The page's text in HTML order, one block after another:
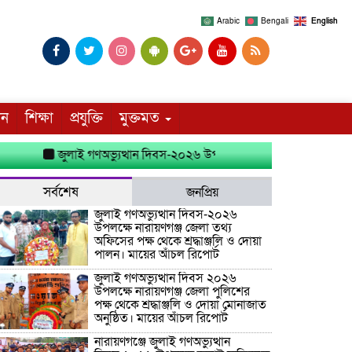
শিক্ষা প্রযুক্তি মুক্তমত
জুলাই গণঅভ্যুত্থান দিবস-২০২৬ উপলক্ষে নারায়ণগঞ্জ জেলা তথ্য
সর্বশেষ
জনপ্রিয়
জুলাই গণঅভ্যুত্থান দিবস-২০২৬
উপলক্ষে নারায়ণগঞ্জ জেলা তথ্য
অফিসের পক্ষ থেকে শ্রদ্ধাঞ্জলি ও দোয়া
পালন। মায়ের আঁচল রিপোর্ট
জুলাই গণঅভ্যুত্থান দিবস ২০২৬
উপলক্ষে নারায়ণগঞ্জ জেলা পুলিশের
পক্ষ থেকে শ্রদ্ধাঞ্জলি ও দোয়া মোনাজাত
অনুষ্ঠিত। মায়ের আঁচল রিপোর্ট
নারায়ণগঞ্জে জুলাই গণঅভ্যুত্থান
Arabic Bengali English